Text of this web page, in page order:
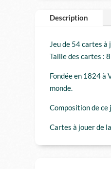
Description
Jeu de 54 cartes
Taille des cartes :
Fondée en 1824 à
monde.
Composition de ce
Cartes à jouer de